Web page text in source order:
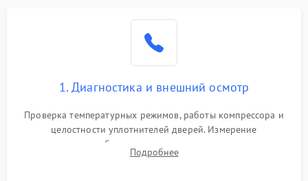
работе
2000 ₽ Подробнее →
1000 ₽
1. Диагностика и внешний осмотр
Проверка температурных режимов, работы компрессора и
целостности уплотнителей дверей. Измерение
сопротивления обмоток мотора, проверка термостата и
считывание кодов ошибок с электронного дисплея.
Подробнее